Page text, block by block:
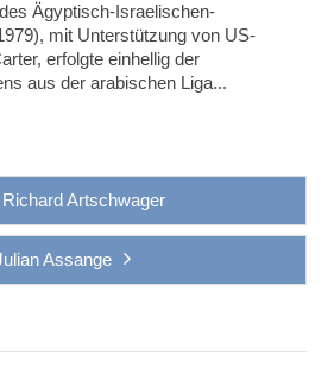
Ägyptisch-Israelischen-
mit Unterstützung von US-
erfolgte einhellig der
aus der arabischen Liga...
Richard Artschwager
Assange